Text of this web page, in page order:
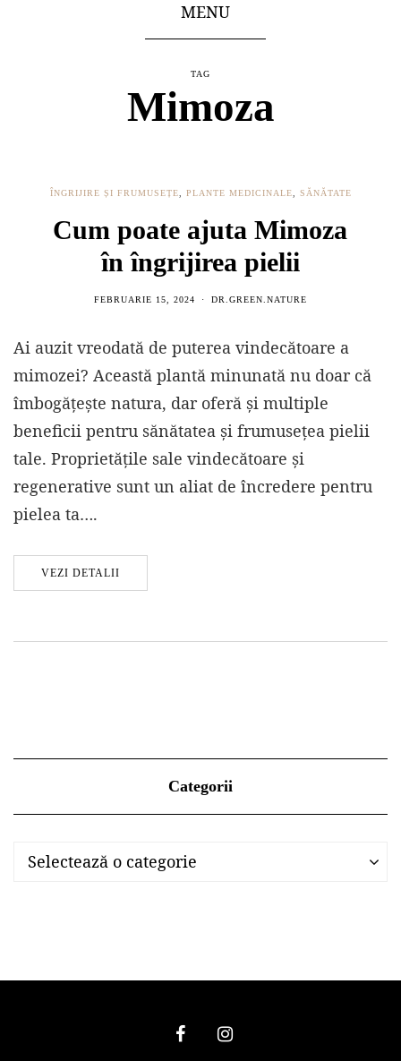
MENU
TAG
Mimoza
ÎNGRIJIRE ȘI FRUMUSEȚE PLANTE MEDICINALE SĂNĂTATE
Cum poate ajuta Mimoza
în îngrijirea pielii
FEBRUARIE 15, 2024 DR.GREEN.NATURE
Ai auzit vreodată de puterea vindecătoare a
mimozei? Această plantă minunată nu doar că
îmbogățește natura, dar oferă și multiple
beneficii pentru sănătatea și frumusețea pielii
tale. Proprietățile sale vindecătoare și
regenerative sunt un aliat de încredere pentru
pielea ta….
VEZI DETALII
Categorii
Categorii
Selectează o categorie
Categorii